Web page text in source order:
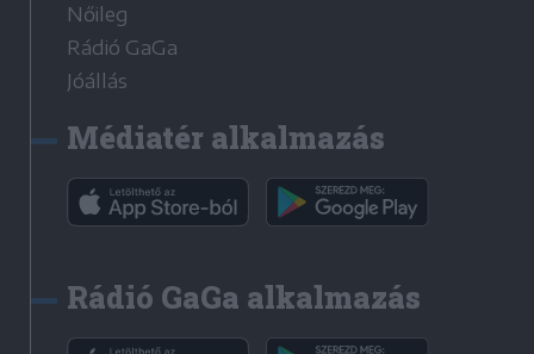
Nőileg
Rádió GaGa
Jóállás
Médiatér alkalmazás
Rádió GaGa alkalmazás